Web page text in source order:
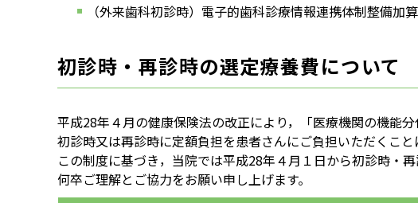
（外来歯科初診時）電子的歯科診療情報連携体制整備加
初診時・再診時の選定療養費について
平成28年４月の健康保険法の改正により，「医療機関の機能
初診時又は再診時に定額負担を患者さんにご負担いただくこと
この制度に基づき，当院では平成28年４月１日から初診時・
何卒ご理解とご協力をお願い申し上げます。